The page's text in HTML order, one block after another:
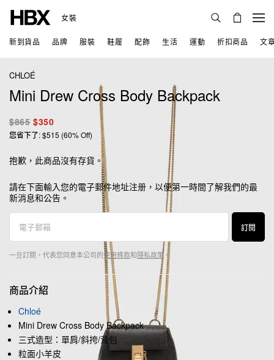
女裝
新到貨品 品牌 服裝 鞋履 配飾 生活 運動 折扣商品 文
CHLOÉ
Mini Drew Cross Body Backpack
$865 $350
您省下了: $515 (60% Off)
抱歉，此商品沒有存貨。
請在下面輸入您的電子郵件地址注册，以便第一時間了解我們的最
新消息和公告。
訂閱
一旦訂閱，代表您同意本公司的使用條款和隱私政策。
商品介紹
Chloé
Mini Drew Cross Body Backpack
三式造型：單肩/斜挎/背包
粒面小羊皮